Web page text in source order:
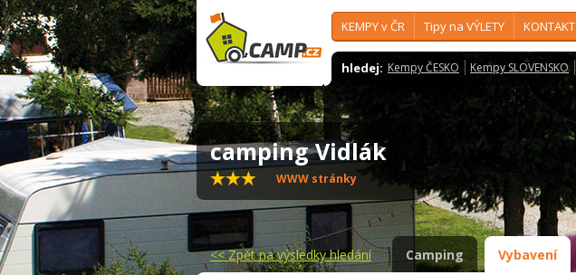
KEMPY v ČR Tipy na VÝLETY KONTAKT
hledej: Kempy ČESKO Kempy SLOVENSKO
camping Vidlák
WWW stránky
<<Zpět na výsledky hledání Camping Vybavení